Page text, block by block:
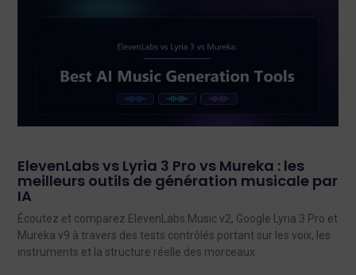
ElevenLabs vs Lyria 3 Pro vs Mureka : les
meilleurs outils de génération musicale par
IA
Écoutez et comparez ElevenLabs Music v2, Google Lyria 3 Pro et
Mureka v9 à travers des tests contrôlés portant sur les voix, les
instruments et la structure réelle des morceaux.